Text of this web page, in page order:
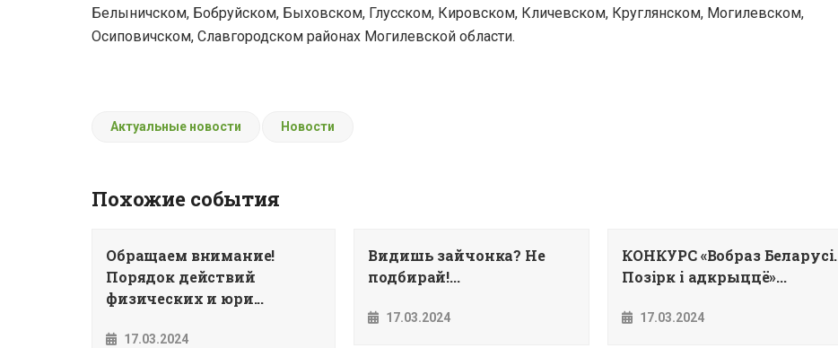
Белыничском, Бобруйском, Быховском, Глусском, Кировском, Кличевском, Круглянском, Могилевском,
Осиповичском, Славгородском районах Могилевской области.
Актуальные новости Новости
Похожие события
Обращаем внимание!
Порядок действий
физических и юри...
17.03.2024
Видишь зайчонка? Не
подбирай!...
17.03.2024
КОНКУРС «Вобраз Беларусi.
Позiрк i адкрыццё»...
17.03.2024